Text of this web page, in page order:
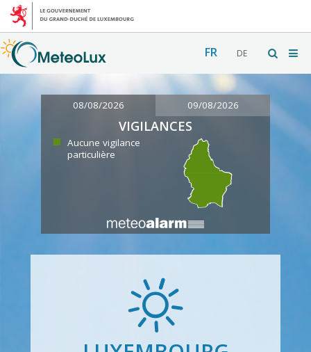
FR DE
08/08/2026 09/08/2026
VIGILANCES
Aucune vigilance
particulière